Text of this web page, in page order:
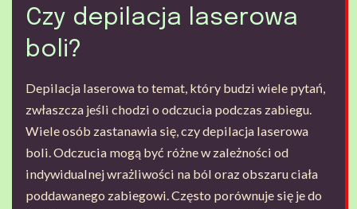
Czy depilacja laserowa
boli?
Depilacja laserowa to temat, który budzi wiele pytań,
zwłaszcza jeśli chodzi o odczucia podczas zabiegu.
Wiele osób zastanawia się, czy depilacja laserowa
boli. Odczucia mogą być różne w zależności od
indywidualnej wrażliwości na ból oraz obszaru ciała
poddawanego zabiegowi. Często porównuje się je do